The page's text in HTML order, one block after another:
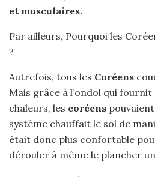
et musculaires.
Par ailleurs, Pourquoi les
?
Autrefois, tous les Coréens
Mais grâce à l’ondol qui
chaleurs, les coréens pouvaient
système chauffait le sol de
était donc plus confortable
dérouler à même le plancher